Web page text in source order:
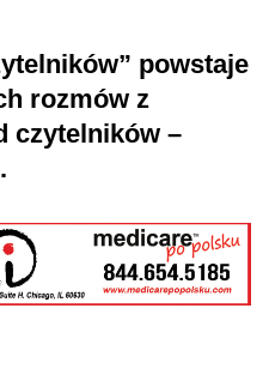
powstaje
rozmów z
czytelników –